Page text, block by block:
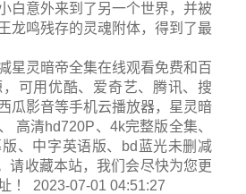
白意外来到了另一个世界，并被
龙鸣残存的灵魂附体，得到了最
星灵暗帝全集在线观看免费和百
可用优酷、爱奇艺、腾讯、搜
瓜影音等手机云播放器，星灵暗
高清hd720P、4k完整版全集、
、中字英语版、bd蓝光未删减
请收藏本站，我们会尽快为您更
！ 2023-07-01 04:51:27